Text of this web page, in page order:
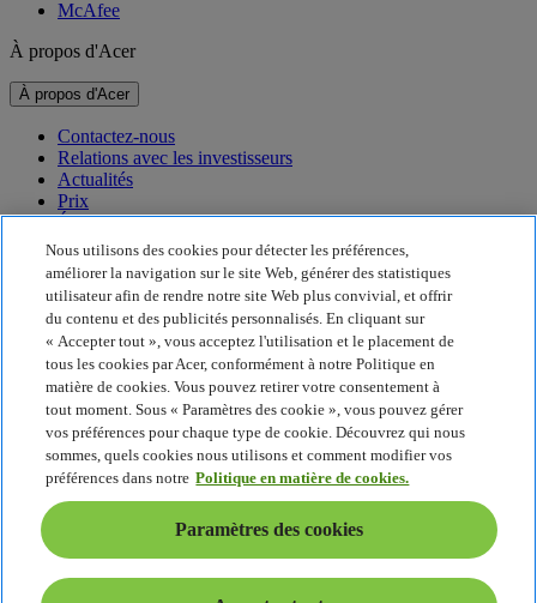
McAfee
À propos d'Acer
À propos d'Acer
Contactez-nous
Relations avec les investisseurs
Actualités
Prix
Événements
Développement durable
Développement durable
Responsabilité sociale de l'entreprise
Empreinte carbone du produit
Project Humanity
Earthion
Politique de confidentialité
Politique en matière de cookies
Mentions légales
Informations légales supplémentaires
Politique en matière d'accessibilité
Paramètres des cookies
France - Français
Nous utilisons des cookies pour détecter les préférences,
améliorer la navigation sur le site Web, générer des statistiques
utilisateur afin de rendre notre site Web plus convivial, et offrir
du contenu et des publicités personnalisés. En cliquant sur
« Accepter tout », vous acceptez l'utilisation et le placement de
tous les cookies par Acer, conformément à notre Politique en
matière de cookies. Vous pouvez retirer votre consentement à
tout moment. Sous « Paramètres des cookie », vous pouvez gérer
vos préférences pour chaque type de cookie. Découvrez qui nous
sommes, quels cookies nous utilisons et comment modifier vos
préférences dans notre Politique en matière de cookies.
Paramètres des cookies